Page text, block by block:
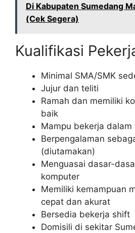
Di Kabupaten Sumedang
(Cek Segera)
Kualifikasi
Minimal SMA/SMK
Jujur dan teliti
Ramah dan memiliki
baik
Mampu bekerja dalam
Berpengalaman
(diutamakan)
Menguasai dasar-
komputer
Memiliki kemampuan
cepat dan akurat
Bersedia bekerja shift
Domisili di sekitar